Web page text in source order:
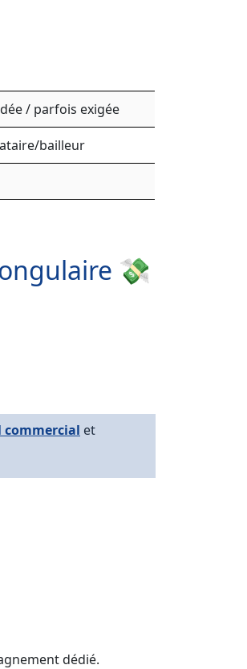
/ parfois exigée
bailleur
💸
commercial et
dédié.